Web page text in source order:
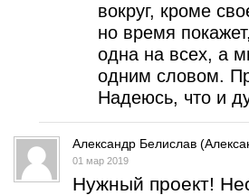
вокруг, кроме
но время
одна на всех, а
одним словом.
Надеюсь, что и
Александр Белислав
01 мар 2019
Нужный проект!